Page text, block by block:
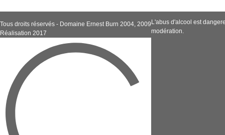
Tous droits réservés - Domaine Ernest Burn 2004, 2009
Réalisation 2017
L'abus d'alcool est
modération.